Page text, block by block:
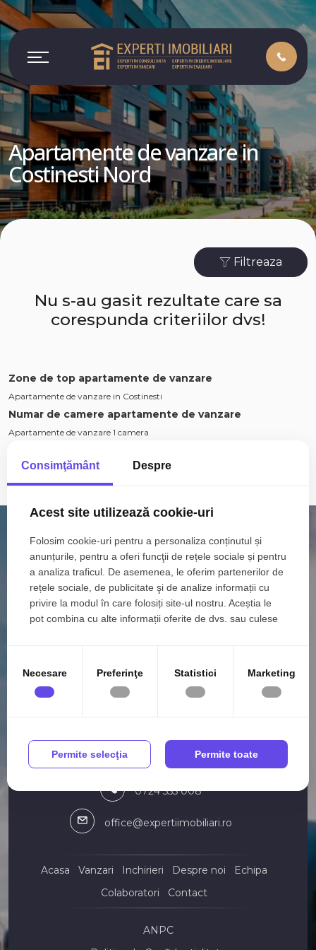
Apartamente de vanzare in
Costinesti Nord
Filtreaza
Nu s-au gasit rezultate care sa
corespunda criteriilor dvs!
Zone de top apartamente de vanzare
Apartamente de vanzare in Costinesti
Numar de camere apartamente de vanzare
Apartamente de vanzare 1 camera
Apartamente de vanzare in Constanta
Apartamente de vanzare in Mamaia-Sat
Apartamente de vanzare in Constanta Tomis Nord
Apartamente de vanzare in Mamaia
Apartamente de vanzare in Constanta Tomis Plus
Apartamente de vanzare in Constanta Casa de Cultura
Apartamente de vanzare in Constanta Centru
Apartamente de vanzare in Constanta Inel II
Apartamente de vanzare in Mamaia-Sat Nord
Case de vanzare in Mamaia-Sat
Case de vanzare in Constanta CET
Case de vanzare in Ovidiu
Case de vanzare in Constanta Coiciu
Case de vanzare in Constanta Bratianu
Case de vanzare in Constanta Faleza Nord
Terenuri de vanzare
Terenuri de vanzare in Costinesti
Terenuri de vanzare in Constanta Zona Industriala
Terenuri de vanzare in Constanta Viile Noi
0724 555 008
office@expertiimobiliari.ro
Acasa Vanzari Inchirieri Despre noi
Echipa
Colaboratori
Contact
ANPC
Consimţământ Despre
Acest site utilizează cookie-uri
Folosim cookie-uri pentru a personaliza conținutul și
anunțurile, pentru a oferi funcţii de rețele sociale și pentru
a analiza traficul. De asemenea, le oferim partenerilor de
rețele sociale, de publicitate şi de analize informații cu
privire la modul în care folosiți site-ul nostru. Aceștia le
pot combina cu alte informații oferite de dvs. sau culese
Necesare Preferinţe Statistici Marketing
Permite selecţia Permite toate